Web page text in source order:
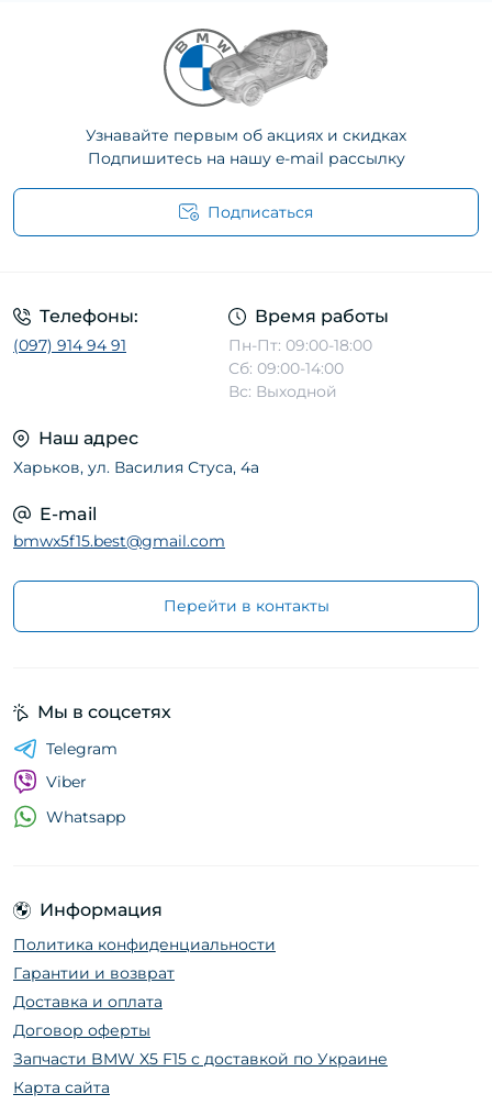
Узнавайте первым об акциях и скидках
Подпишитесь на нашу e-mail рассылку
Подписаться
Телефоны:
(097) 914 94 91
Время работы
Пн-Пт: 09:00-18:00
Сб: 09:00-14:00
Вс: Выходной
Наш адрес
Харьков, ул. Василия Стуса, 4а
E-mail
bmwx5f15.best@gmail.com
Перейти в контакты
Информация
Политика конфиденциальности
Гарантии и возврат
Доставка и оплата
Договор оферты
Запчасти BMW X5 F15 с доставкой по Украине
Карта сайта
Мы в соцсетях
Telegram
Viber
Whatsapp